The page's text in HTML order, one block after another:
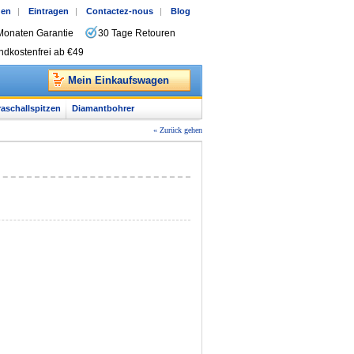
| Eintragen | Contactez-nous | Blog
Garantie
30 Tage Retouren
ab €49
Mein Einkaufswagen
Diamantbohrer
« Zurück gehen